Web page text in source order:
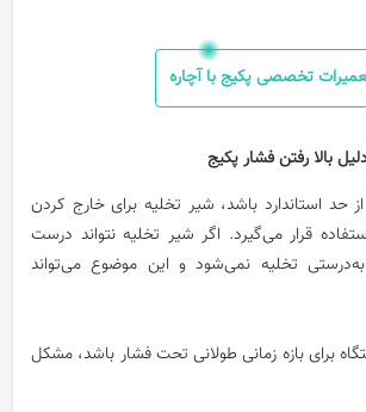
تخصصی پکیج با آچاره
حد استاندارد باشد، شیر تخلیه برای خارج کردن
قرار می‌گیرد. اگر شیر تخلیه نتواند درست
تخلیه نمی‌شود و این موضوع می‌تواند
برای بازه زمانی طولانی تحت فشار باشد، مشکل